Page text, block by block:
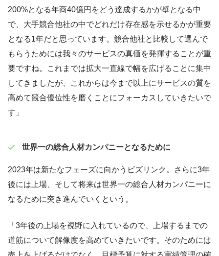
200%となる年商40億円をどう達成するかが壁となる中
で、大手競合他社の中でどれだけ存在感を示せるかが重要
となる1年だと思っています。競合他社と比較して選んで
もらうためには我々のサービスの真価を発揮することが重
要ですね。これまでは拡大一直線で幅を広げることに集中
してきましたが、これからは今まで以上にサービスの質を
高めて競合優位性を磨くことにフォーカスしていきたいで
す」
世界一の総合人材カンパニーとなるために
2023年は新たなフェーズに向かうビズリンク。さらに3年
後には上場、そして将来は世界一の総合人材カンパニーに
なるために突き進んでいくという。
「3年後の上場を視野に入れているので、上場するまでの
道筋について解像度を高めていきたいです。そのためには